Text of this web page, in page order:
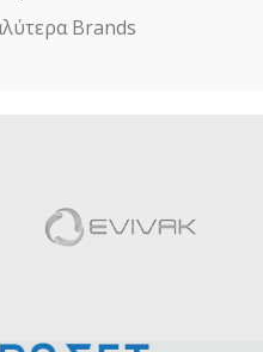
Βrands